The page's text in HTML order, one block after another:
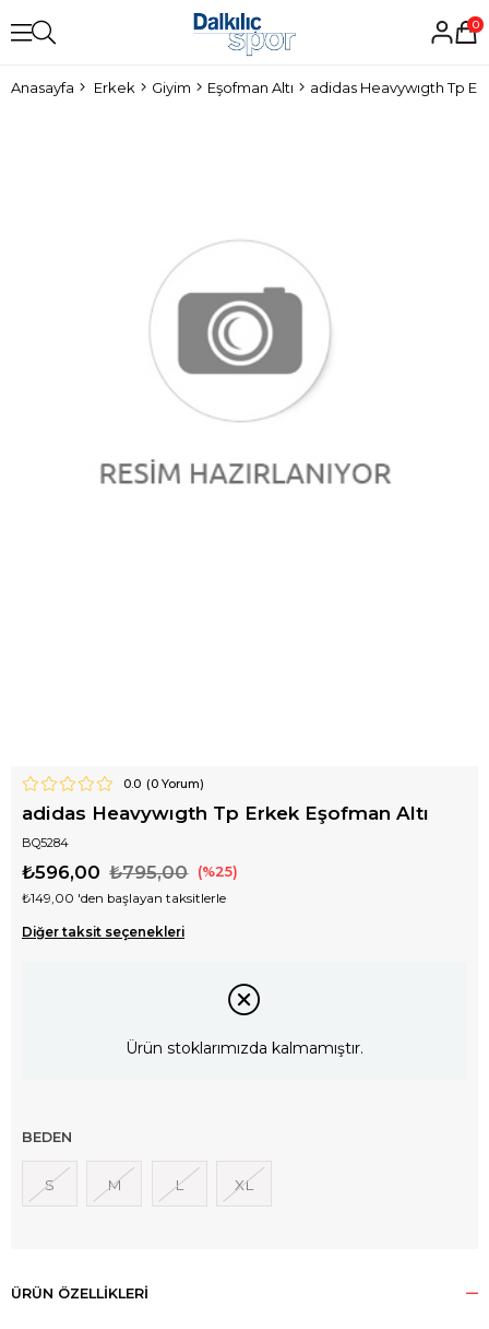
0
Anasayfa Erkek Giyim Eşofman Altı adidas Heavywıgth Tp
0.0 (0Yorum)
adidas Heavywıgth Tp Erkek Eşofman Altı
BQ5284
₺795,00
₺596,00 25
₺149,00 'den başlayan taksitlerle
Diğer taksit seçenekleri
Ürün stoklarımızda kalmamıştır.
BEDEN
S M L XL
ÜRÜN ÖZELLIKLERI